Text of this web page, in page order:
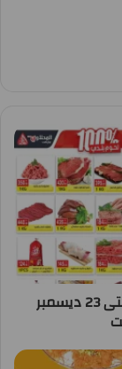
عروض المحلاوى ماركت من 8 ديسمبر حتى 23 ديسمبر